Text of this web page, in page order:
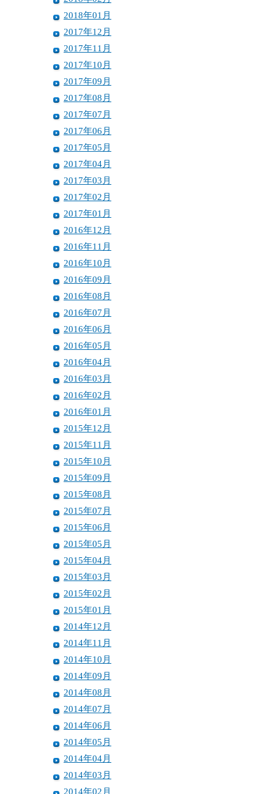
2018年01月
2017年12月
2017年11月
2017年10月
2017年09月
2017年08月
2017年07月
2017年06月
2017年05月
2017年04月
2017年03月
2017年02月
2017年01月
2016年12月
2016年11月
2016年10月
2016年09月
2016年08月
2016年07月
2016年06月
2016年05月
2016年04月
2016年03月
2016年02月
2016年01月
2015年12月
2015年11月
2015年10月
2015年09月
2015年08月
2015年07月
2015年06月
2015年05月
2015年04月
2015年03月
2015年02月
2015年01月
2014年12月
2014年11月
2014年10月
2014年09月
2014年08月
2014年07月
2014年06月
2014年05月
2014年04月
2014年03月
2014年02月